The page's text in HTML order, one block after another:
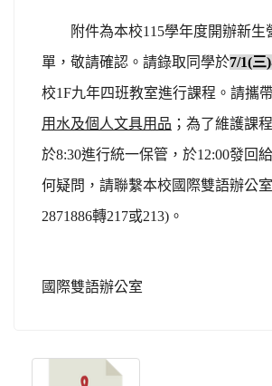
附件為本校115學年度開辦新生
單，敬請確認。請錄取同學於7/1(三
校1F九年四班教室進行課程。請攜
用水及個人文具用品 ；為了維護課
於8:30進行統一保管，於12:00發回
何疑問，請聯繫本校國際雙語辦公
2871886轉217或213)。
國際雙語辦公室